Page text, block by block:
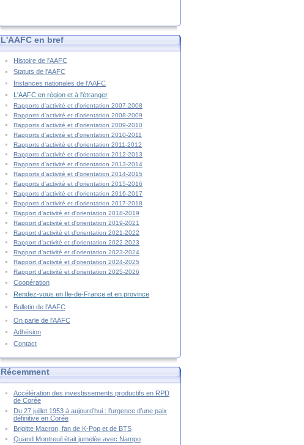
L'AAFC en bref
Histoire de l'AAFC
Statuts de l'AAFC
Instances nationales de l'AAFC
L'AAFC en région et à l'étranger
Rapports d'activité et d'orientation 2007-2008
Rapports d'activité et d'orientation 2008-2009
Rapports d'activité et d'orientation 2009-2010
Rapports d'activité et d'orientation 2010-2011
Rapports d'activité et d'orientation 2011-2012
Rapports d'activité et d'orientation 2012-2013
Rapports d'activité et d'orientation 2013-2014
Rapports d'activité et d'orientation 2014-2015
Rapports d'activité et d'orientation 2015-2016
Rapports d'activité et d'orientation 2016-2017
Rapports d'activité et d'orientation 2017-2018
Rapport d'activité et d'orientation 2018-2019
Rapport d'activité et d'orientation 2019-2021
Rapport d'activité et d'orientation 2021-2022
Rapport d'activité et d'orientation 2022-2023
Rapport d'activité et d'orientation 2023-2024
Rapport d'activité et d'orientation 2024-2025
Rapport d'activité et d'orientation 2025-2026
Coopération
Rendez-vous en Ile-de-France et en province
Bulletin de l'AAFC
On parle de l'AAFC
Adhésion
Contact
Récemment
Accélération des investissements productifs en RPD
de Corée
Du 27 juillet 1953 à aujourd’hui : l’urgence d’une paix
définitive en Corée
Brigitte Macron, fan de K-Pop et de BTS
Quand Montreuil était jumelée avec Nampo